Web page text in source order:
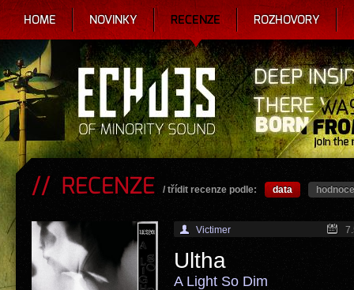
HOME NOVINKY RECENZE ROZHOVORY
RECENZE / třídit recenze podle: data
Victimer
Ultha
A Light So Dim